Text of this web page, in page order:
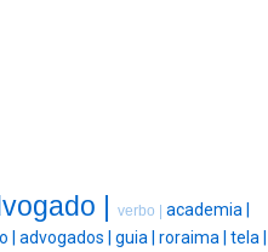
| verbo | academia |
| advogados | guia | roraima | tela |